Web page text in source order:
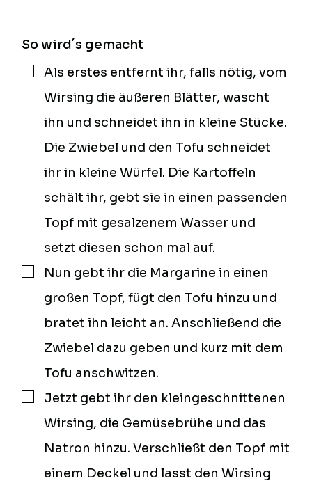
So wird´s gemacht
▢
Als erstes entfernt ihr, falls nötig, vom
Wirsing die äußeren Blätter, wascht
ihn und schneidet ihn in kleine Stücke.
Die Zwiebel und den Tofu schneidet
ihr in kleine Würfel. Die Kartoffeln
schält ihr, gebt sie in einen passenden
Topf mit gesalzenem Wasser und
setzt diesen schon mal auf.
▢
Nun gebt ihr die Margarine in einen
großen Topf, fügt den Tofu hinzu und
bratet ihn leicht an. Anschließend die
Zwiebel dazu geben und kurz mit dem
Tofu anschwitzen.
▢
Jetzt gebt ihr den kleingeschnittenen
Wirsing, die Gemüsebrühe und das
Natron hinzu. Verschließt den Topf mit
einem Deckel und lasst den Wirsing